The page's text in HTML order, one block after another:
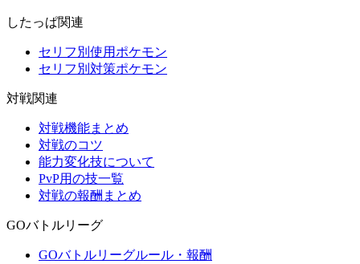
したっぱ関連
セリフ別使用ポケモン
セリフ別対策ポケモン
対戦関連
対戦機能まとめ
対戦のコツ
能力変化技について
PvP用の技一覧
対戦の報酬まとめ
GOバトルリーグ
GOバトルリーグルール・報酬